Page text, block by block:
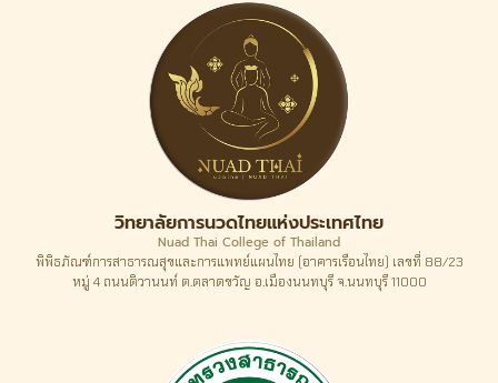
วิทยาลัยการนวดไทยแห่งประเทศไทย
Nuad Thai College of Thailand
พิพิธภัณฑ์การสาธารณสุขและการแพทย์แผนไทย (อาคารเรือนไทย) เลขที่ 88/23
หมู่ 4 ถนนติวานนท์ ต.ตลาดขวัญ อ.เมืองนนทบุรี จ.นนทบุรี 11000